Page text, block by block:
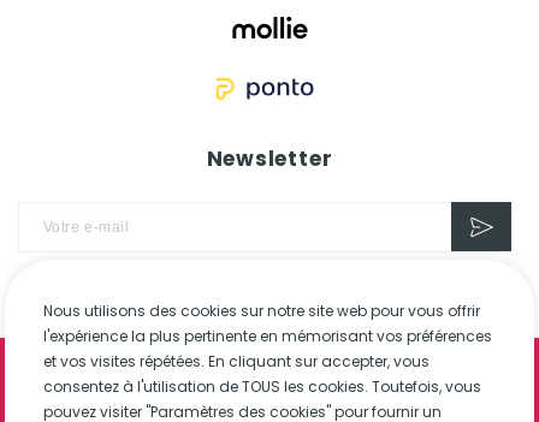
Newsletter
© 2026 elhoo
Nous utilisons des cookies sur notre site web pour vous offrir
l'expérience la plus pertinente en mémorisant vos préférences
et vos visites répétées. En cliquant sur accepter, vous
consentez à l'utilisation de TOUS les cookies. Toutefois, vous
pouvez visiter "Paramètres des cookies" pour fournir un